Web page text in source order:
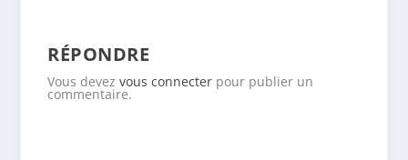
RÉPONDRE
Vous devezvous connecter pour publier un
commentaire.